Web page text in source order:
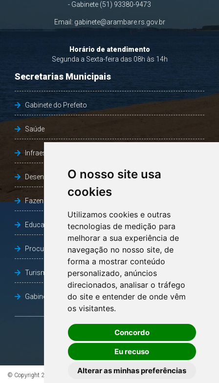
O nosso site usa
cookies
Utilizamos cookies e outras
tecnologias de medição para
melhorar a sua experiência de
navegação no nosso site, de
forma a mostrar conteúdo
personalizado, anúncios
direcionados, analisar o tráfego
do site e entender de onde vêm
os visitantes.
Concordo
Eu recuso
Alterar as minhas preferências
- Gabinete (51) 93380-9473
Email: gabinete@arambare.rs.gov.br
Horário de atendimento
Segunda a Sexta-feira das 08h às 14h
Secretarias Municipais
Gabinete do Prefeito
Saúde
Infraestrutura, Agricultura e Meio Ambiente
Desenvolvimento Social
Fazenda e Desenvolvimento Econômico
Educação
Procuradoria Geral do Município
Turismo, Desporto e Cultura
Gabinete Vice-Prefeito
OUVIDORIA
© Copyright 2026 - Todos os direitos reservados à Prefeitura de